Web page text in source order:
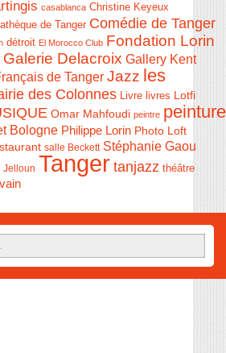
casablanca Christine Keyeux
de Tanger Comédie de Tanger
détroit El Morocco Club Fondation Lorin
Galerie Delacroix Gallery Kent
de Tanger Jazz les
des Colonnes Livre livres Lotfi
Omar Mahfoudi peintre peinture
Bologne Philippe Lorin Photo Loft
salle Beckett Stéphanie Gaou
Jelloun Tanger tanjazz théâtre